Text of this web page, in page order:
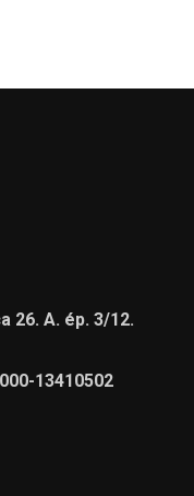
26. A. ép. 3/12.
13410502